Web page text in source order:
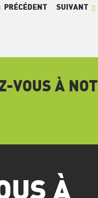
PRÉCÉDENT SUIVANT
VOUS À
À